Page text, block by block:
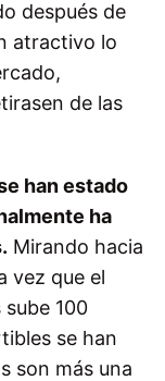
después de
atractivo lo
de las
han estado
ha
Mirando hacia
vez que el
100
se han
son más una